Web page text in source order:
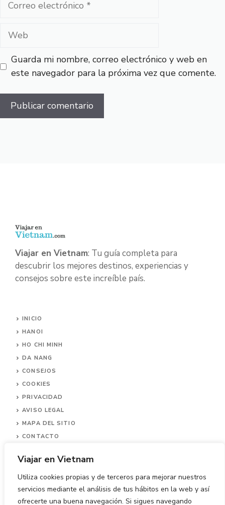
Viajar en Vietnam
Utiliza cookies propias y de terceros para mejorar nuestros
servicios mediante el análisis de tus hábitos en la web y así
ofrecerte una buena navegación. Si sigues navegando
Web
Guarda mi nombre, correo electrónico y web en
este navegador para la próxima vez que comente.
Viajar en Vietnam: Tu guía completa para
descubrir los mejores destinos, experiencias y
consejos sobre este increíble país.
INICIO
HANOI
HO CHI MINH
DA NANG
CONSEJOS
COOKIES
PRIVACIDAD
AVISO LEGAL
MAPA DEL SITIO
CONTACTO